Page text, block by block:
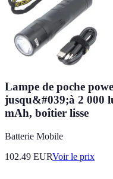
Lampe de poche
jusqu&#039;à 2 000
mAh, boîtier lisse
Batterie Mobile
102.49 EURVoir le prix